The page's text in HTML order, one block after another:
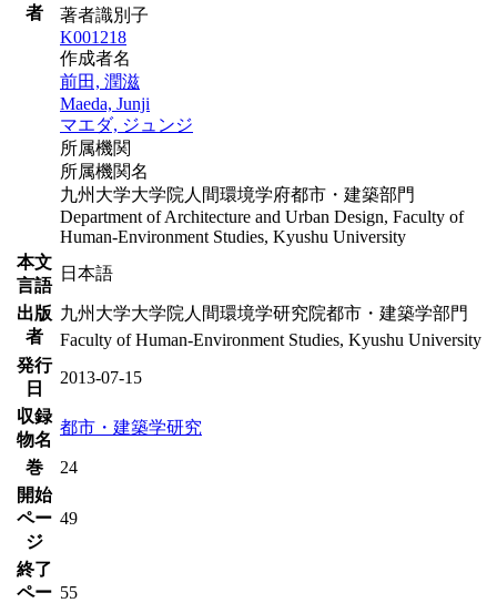
者
著者識別子
K001218
作成者名
前田, 潤滋
Maeda, Junji
マエダ, ジュンジ
所属機関
所属機関名
九州大学大学院人間環境学府都市・建築部門
Department of Architecture and Urban Design, Faculty of
Human-Environment Studies, Kyushu University
本文
言語
日本語
出版
者
九州大学大学院人間環境学研究院都市・建築学部門
Faculty of Human-Environment Studies, Kyushu University
発行
日
2013-07-15
収録
物名
都市・建築学研究
巻
24
開始
ペー
ジ
49
終了
ペー 55